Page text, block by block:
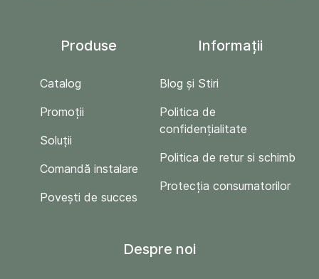
Produse
Catalog
Promoții
Soluții
Comandă instalare
Povești de succes
Informații
Blog și Stiri
Politica de
confidențialitate
Politica de retur si schimb
Protecția consumatorilor
Despre noi